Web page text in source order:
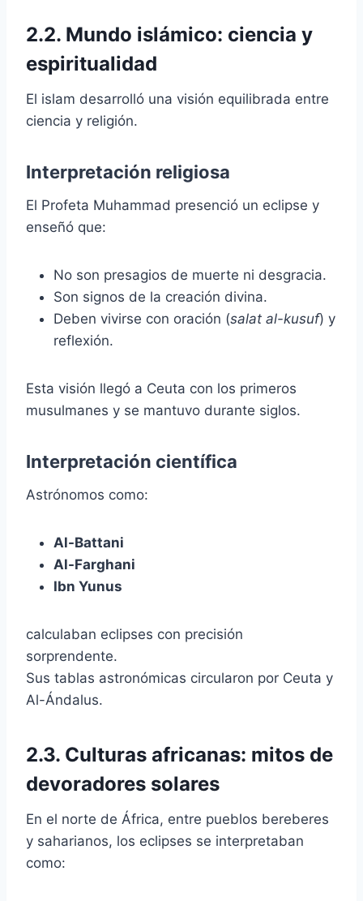
2.2. Mundo islámico: ciencia y
espiritualidad
El islam desarrolló una visión equilibrada entre
ciencia y religión.
Interpretación religiosa
El Profeta Muhammad presenció un eclipse y
enseñó que:
No son presagios de muerte ni desgracia.
Son signos de la creación divina.
Deben vivirse con oración (salat al-kusuf) y
reflexión.
Esta visión llegó a Ceuta con los primeros
musulmanes y se mantuvo durante siglos.
Interpretación científica
Astrónomos como:
Al-Battani
Al-Farghani
Ibn Yunus
calculaban eclipses con precisión
sorprendente.
Sus tablas astronómicas circularon por Ceuta y
Al-Ándalus.
2.3. Culturas africanas: mitos de
devoradores solares
En el norte de África, entre pueblos bereberes
y saharianos, los eclipses se interpretaban
como: